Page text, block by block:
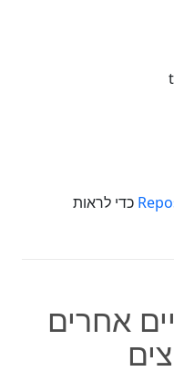
כדי לראות
אחרים